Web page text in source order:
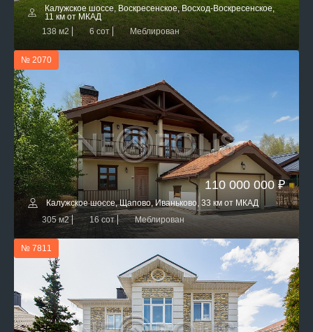
Калужское шоссе, Воскресенское, Восход-Воскресенское,
11 км от МКАД
138 м2
6 сот Меблирован
№ 2070
110 000 000 ₽
Калужское шоссе, Щапово, Иваньково, 33 км от МКАД
305 м2
16 сот Меблирован
№ 7811